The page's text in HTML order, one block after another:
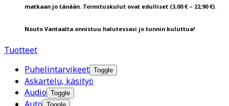
matkaan jo tänään. Toimituskulut ovat edulliset (3,00 € – 22,90 €).
Nouto Vantaalta onnistuu halutessasi jo tunnin kuluttua!
Tuotteet
Puhelintarvikeet Toggle
Askartelu, käsityö
Audio Toggle